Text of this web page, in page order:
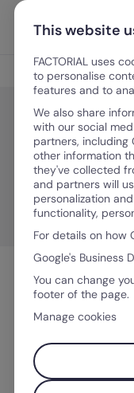
Ir para o conteúdo
Blog
Maria
This website
FACTORIAL uses
to personalise
features and to
We also share
with our social
partners, including
other information
they've collected
and partners will
personalization
functionality,
For details on how
Google's Business
You can change
footer of the page.
Manage cookies